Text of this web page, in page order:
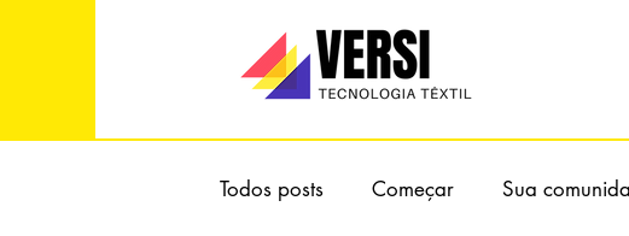
Todos posts Começar Sua